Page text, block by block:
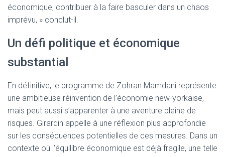
économique, contribuer à la faire basculer dans un chaos
imprévu, » conclut-il.
Un défi politique et économique
substantial
En définitive, le programme de Zohran Mamdani représente
une ambitieuse réinvention de l’économie new-yorkaise,
mais peut aussi s’apparenter à une aventure pleine de
risques. Girardin appelle à une réflexion plus approfondie
sur les conséquences potentielles de ces mesures. Dans un
contexte où l’équilibre économique est déjà fragile, une telle